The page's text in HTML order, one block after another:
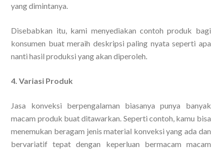
yang dimintanya.
Disebabkan itu, kami menyediakan contoh produk bagi
konsumen buat meraih deskripsi paling nyata seperti apa
nanti hasil produksi yang akan diperoleh.
4. Variasi Produk
Jasa konveksi berpengalaman biasanya punya banyak
macam produk buat ditawarkan. Seperti contoh, kamu bisa
menemukan beragam jenis material konveksi yang ada dan
bervariatif tepat dengan keperluan bermacam macam